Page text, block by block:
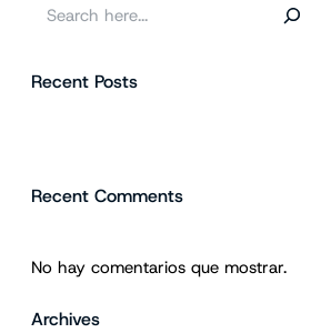
c
Recent Posts
Recent Comments
No hay comentarios que mostrar.
Archives